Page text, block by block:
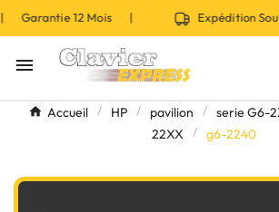
Garantie 12 Mois | Expédition

Accueil HP pavilion serie G6-
22XX
g6-2240